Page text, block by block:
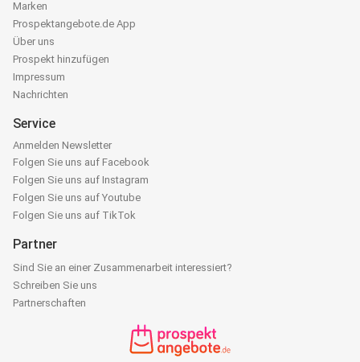
Marken
Prospektangebote.de App
Über uns
Prospekt hinzufügen
Impressum
Nachrichten
Service
Anmelden Newsletter
Folgen Sie uns auf Facebook
Folgen Sie uns auf Instagram
Folgen Sie uns auf Youtube
Folgen Sie uns auf TikTok
Partner
Sind Sie an einer Zusammenarbeit interessiert?
Schreiben Sie uns
Partnerschaften